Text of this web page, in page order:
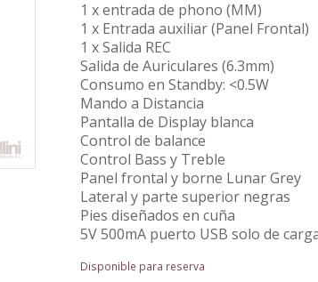
1 x entrada de phono (MM)
1 x Entrada auxiliar (Panel Frontal)
1 x Salida REC
Salida de Auriculares (6.3mm)
Consumo en Standby: <0.5W
Mando a Distancia
Pantalla de Display blanca
Control de balance
Control Bass y Treble
Panel frontal y borne Lunar Grey
Lateral y parte superior negras
Pies diseñados en cuña
5V 500mA puerto USB solo de
Disponible para reserva